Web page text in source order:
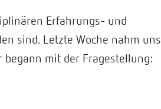
Erfahrungs- und
sind. Letzte Woche nahm uns
begann mit der Fragestellung: